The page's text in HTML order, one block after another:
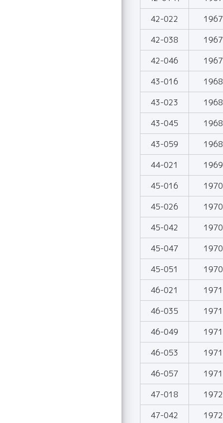
42-022
1967
42-038
1967
42-046
1967
43-016
1968
43-023
1968
43-045
1968
43-059
1968
44-021
1969
45-016
1970
45-026
1970
45-042
1970
45-047
1970
45-051
1970
46-021
1971
46-035
1971
46-049
1971
46-053
1971
46-057
1971
47-018
1972
47-042
1972